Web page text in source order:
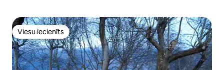
Viesu iecienīts
Viesu iecienīts